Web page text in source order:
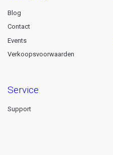
Blog
Contact
Events
Verkoopsvoorwaarden
service
Support